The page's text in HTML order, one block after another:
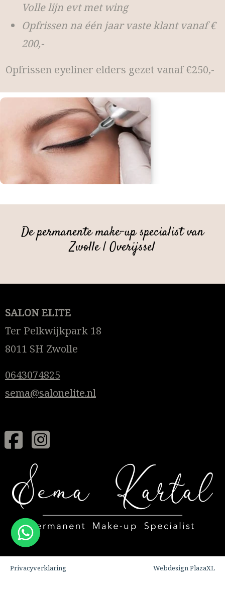
Volle lijn evt met wing
Opfrissen na één jaar vaste klant vanaf €
200,-
Opfrissen eyeliner elders gezet vanaf €250,-
De permanente make-up specialist van
Zwolle | Overijssel
SALON ELITE
Ter Pelkwijkpark 18
8011 SH Zwolle
0643074825
sema@salonelite.nl
Privacyverklaring Webdesign PlazaXL